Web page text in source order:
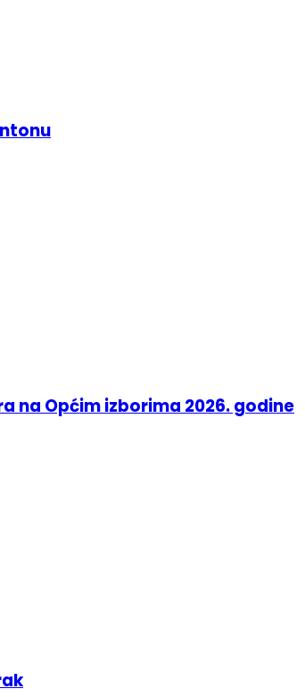
na Općim izborima 2026. godine